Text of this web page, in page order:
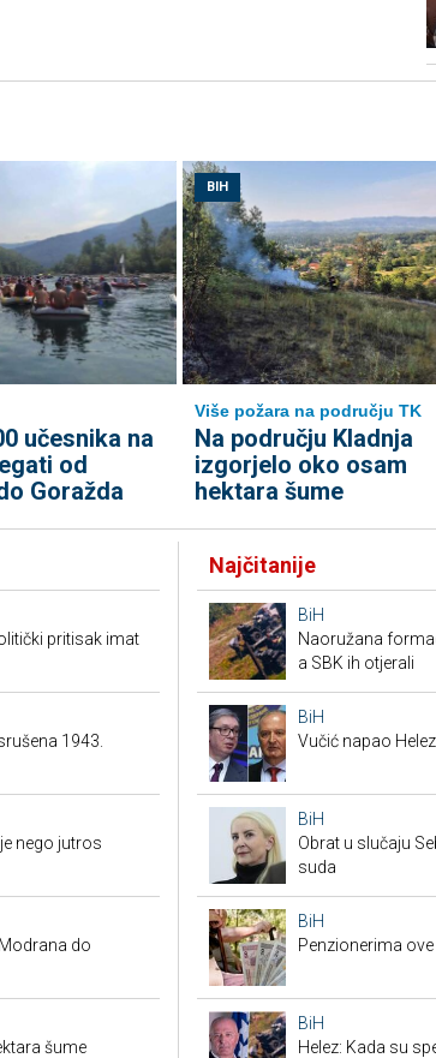
učesnika na
od
Goražda
BIH
Više požara na području TK
Na području Kladnja
izgorjelo oko osam
hektara šume
pritisak imat
1943.
nego jutros
do
šume
Najčitanije
BiH
Naoružana
a SBK ih otjerali
BiH
Vučić napao
BiH
Obrat u slučaju
suda
BiH
Penzionerima
BiH
Helez: Kada su